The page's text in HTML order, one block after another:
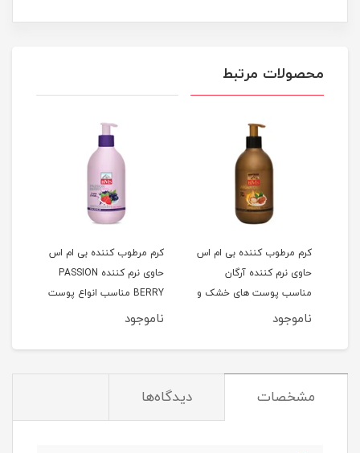
محصولات مرتبط
کرم مرطوب کننده بی ام اس
حاوی نرم کننده آرگان
مناسب پوست های خشک و
ناموجود
کرم مرطوب کننده بی ام اس
حاوی نرم کننده PASSION
BERRY مناسب انواع پوست
حجم 300 میلی لیتر
ناموجود
مشخصات دیدگاه‌ها